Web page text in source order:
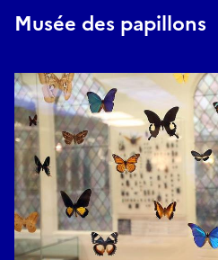
Musée des papillons